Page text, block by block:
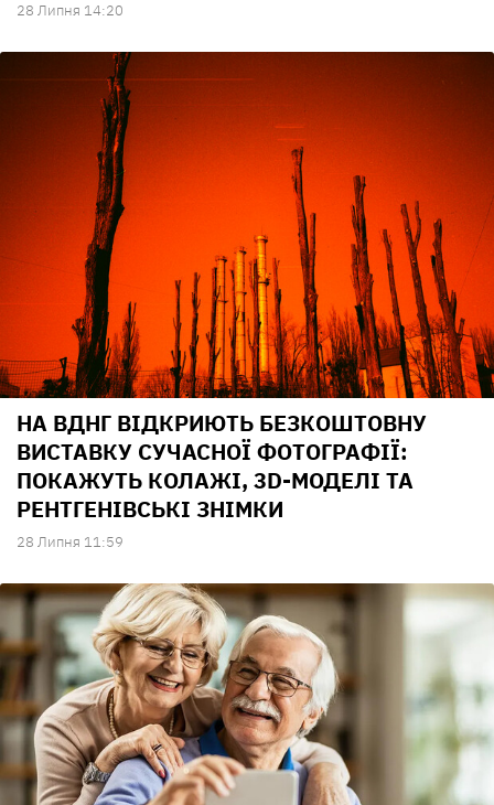
28 Липня 14:20
НА ВДНГ ВІДКРИЮТЬ БЕЗКОШТОВНУ
ВИСТАВКУ СУЧАСНОЇ ФОТОГРАФІЇ:
ПОКАЖУТЬ КОЛАЖІ, 3D-МОДЕЛІ ТА
РЕНТГЕНІВСЬКІ ЗНІМКИ
28 Липня 11:59